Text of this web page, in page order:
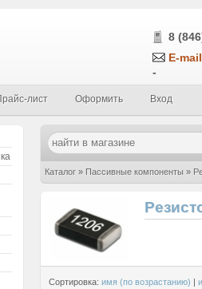
8
E-
-
лист Оформить Вход
Каталог » Пассивные компоненты »
Сортировка: имя (по возрастанию) |